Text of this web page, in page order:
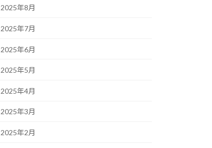
2025年8月
2025年7月
2025年6月
2025年5月
2025年4月
2025年3月
2025年2月